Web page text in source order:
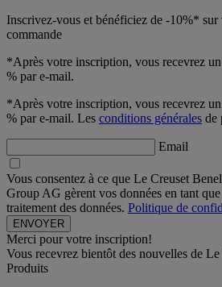
Inscrivez-vous et bénéficiez de -10%* sur
commande
*Après votre inscription, vous recevrez
% par e-mail.
*Après votre inscription, vous recevrez
% par e-mail. Les conditions générales de
Email
Vous consentez à ce que Le Creuset
Group AG gèrent vos données en tant
traitement des données. Politique de
Merci pour votre inscription!
Vous recevrez bientôt des nouvelles de Le
Produits